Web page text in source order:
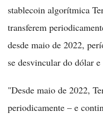
stablecoin algorítmica
transferem
desde maio de 2022,
se desvincular do dólar
"Desde maio de 2022,
periodicamente – e